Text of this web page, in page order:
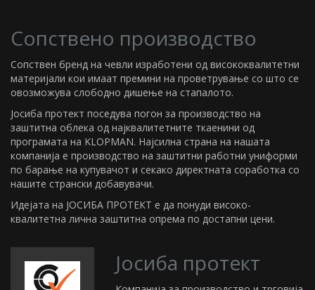
Сопствено производство
Сопствен бренд на чевли изработени од висококвалитетни
материјали кои имаат премини на проветрување со што се
овозможува слободно дишење на стапалото.
Јосиба протект поседува погон за производство на
заштитна облека од најквалитетните ткаенини од
програмата на KLOPMAN. Најсилна страна на нашата
компанија е производство на заштитни работни униформи
по барање на купувачот и секако директната соработка со
нашите странски добавувачи.
Идејата на ЈОСИБА ПРОТЕКТ е да понуди високо-
квалитетна лична заштитна опрема по достапни цени.
Јосиба протект